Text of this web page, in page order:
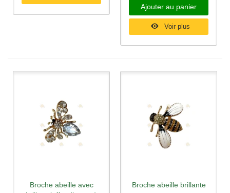
Ajouter au panier
Voir plus
Broche abeille avec
Broche abeille brillante